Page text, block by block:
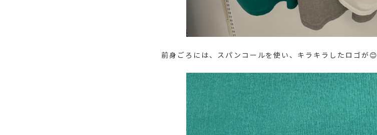
前身ごろには、スパンコールを使い、キラキラしたロゴが😊